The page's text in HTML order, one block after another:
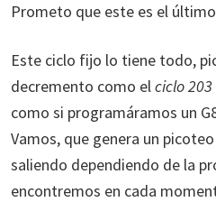
Prometo que este es el
Este ciclo fijo lo tiene todo,
decremento como elciclo 203
como si programáramos un
Vamos, que genera un
saliendo dependiendo de la
encontremos en cada